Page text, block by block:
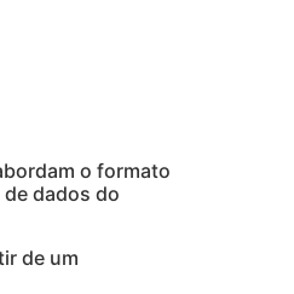
o formato
dados do
de um